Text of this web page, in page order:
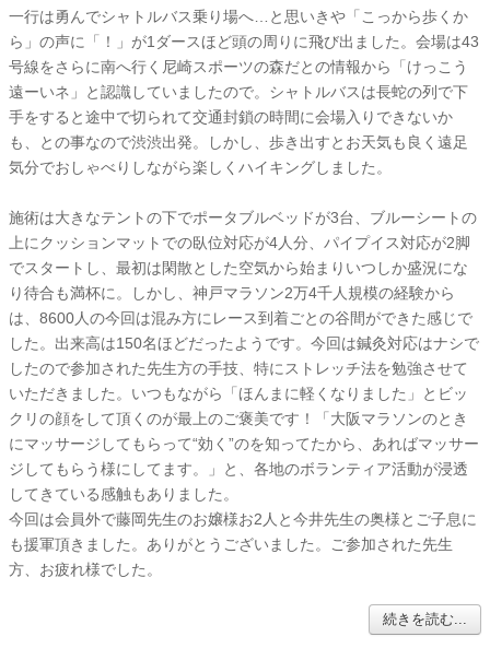
一行は勇んでシャトルバス乗り場へ…と思いきや「こっから歩くか
ら」の声に「！」が1ダースほど頭の周りに飛び出ました。会場は43
号線をさらに南へ行く尼崎スポーツの森だとの情報から「けっこう
遠ーいネ」と認識していましたので。シャトルバスは長蛇の列で下
手をすると途中で切られて交通封鎖の時間に会場入りできないか
も、との事なので渋渋出発。しかし、歩き出すとお天気も良く遠足
気分でおしゃべりしながら楽しくハイキングしました。
施術は大きなテントの下でポータブルベッドが3台、ブルーシートの
上にクッションマットでの臥位対応が4人分、パイプイス対応が2脚
でスタートし、最初は閑散とした空気から始まりいつしか盛況にな
り待合も満杯に。しかし、神戸マラソン2万4千人規模の経験から
は、8600人の今回は混み方にレース到着ごとの谷間ができた感じで
した。出来高は150名ほどだったようです。今回は鍼灸対応はナシで
したので参加された先生方の手技、特にストレッチ法を勉強させて
いただきました。いつもながら「ほんまに軽くなりました」とビッ
クリの顔をして頂くのが最上のご褒美です！「大阪マラソンのとき
にマッサージしてもらって“効く”のを知ってたから、あればマッサー
ジしてもらう様にしてます。」と、各地のボランティア活動が浸透
してきている感触もありました。
今回は会員外で藤岡先生のお嬢様お2人と今井先生の奥様とご子息に
も援軍頂きました。ありがとうございました。ご参加された先生
方、お疲れ様でした。
続きを読む...